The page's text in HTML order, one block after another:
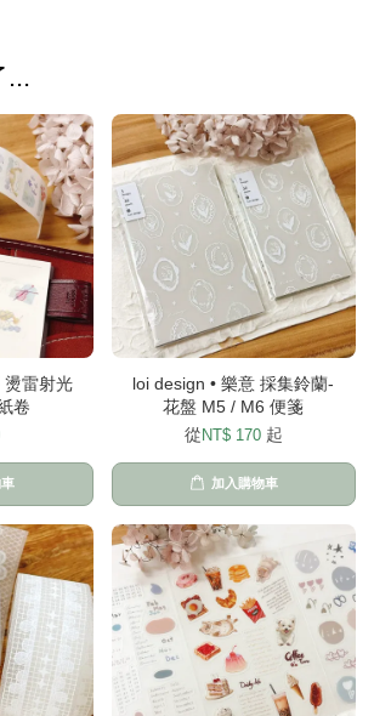
...
燙雷射光
卷
loi design • 樂意 採集鈴蘭-
花盤 M5 / M6 便箋
從 NT$ 170 起
加入購物車